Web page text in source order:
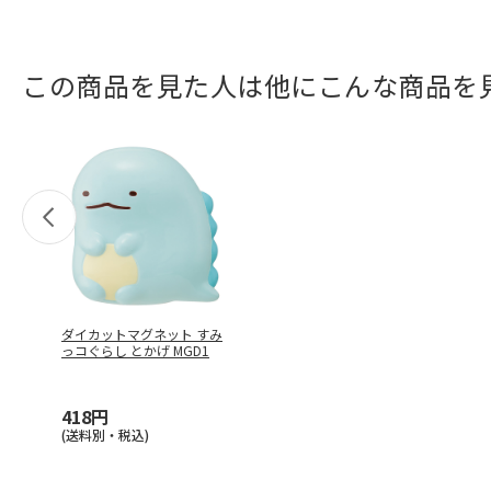
この商品を見た人は他にこんな商品を
ダイカットマグネット すみ
っコぐらし とかげ MGD1
418円
(送料別・税込)